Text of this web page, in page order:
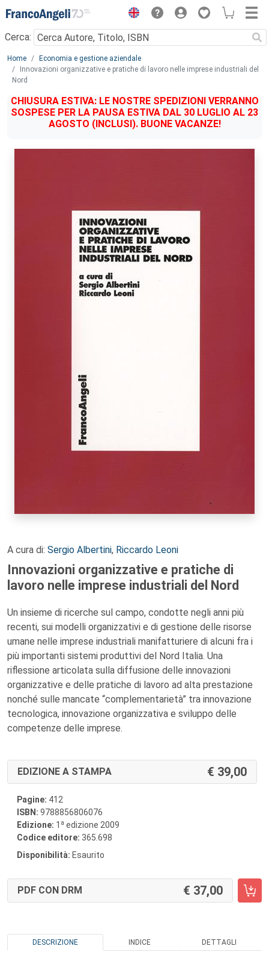
Menu
Cerca:
Main content
Home
Economia e gestione aziendale
Innovazioni organizzative e pratiche di lavoro nelle imprese industriali del
Nord
CHIUSURA ESTIVA: LE NOSTRE SPEDIZIONI VERRANNO
SOSPESE PER LA PAUSA ESTIVA DAL 30 LUGLIO AL 23
AGOSTO (INCLUSI). BUONE VACANZE!
A cura di: Sergio Albertini, Riccardo Leoni
Innovazioni organizzative e pratiche di
lavoro nelle imprese industriali del Nord
Un insieme di ricerche sul campo, condotte negli anni più
recenti, sui modelli organizzativi e di gestione delle risorse
umane nelle imprese industriali manifatturiere di alcuni fra i
più importanti sistemi produttivi del Nord Italia. Una
riflessione articolata sulla diffusione delle innovazioni
organizzative e delle pratiche di lavoro ad alta prestazione
nonché sulle mancate “complementarietà” tra innovazione
tecnologica, innovazione organizzativa e sviluppo delle
competenze delle imprese.
EDIZIONE A STAMPA 39,00
Pagine: 412
ISBN: 9788856806076
Edizione: 1 a edizione 2009
Codice editore: 365.698
Disponibilità: Esaurito
PDF CON DRM 37,00
DESCRIZIONE INDICE DETTAGLI